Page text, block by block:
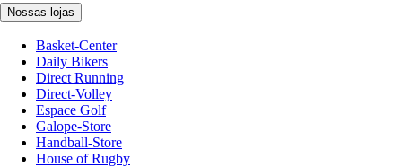
Nossas lojas
Basket-Center
Daily Bikers
Direct Running
Direct-Volley
Espace Golf
Galope-Store
Handball-Store
House of Rugby